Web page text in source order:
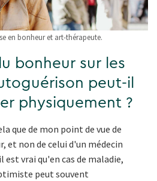
en bonheur et art-thérapeute.
bonheur sur les
peut-il
physiquement ?
que de mon point de vue de
et non de celui d'un médecin
vrai qu'en cas de maladie,
peut souvent